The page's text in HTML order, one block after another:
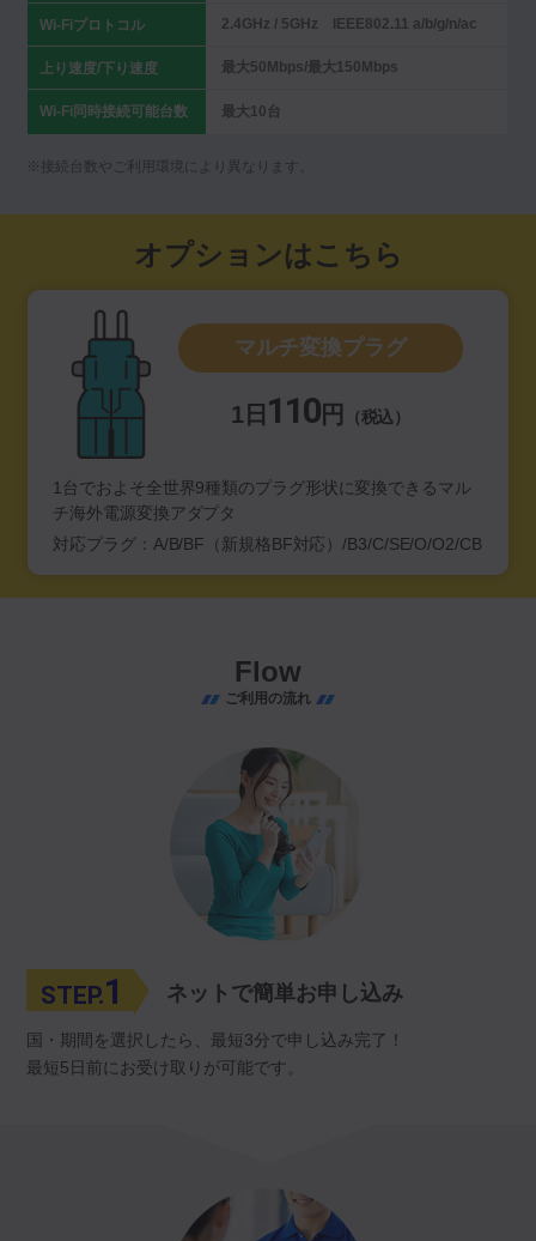
Wi-Fiプロトコル 2.4GHz / 5GHz IEEE802.11 a/b/g/n/ac
上り速度/下り速度 最大50Mbps/最大150Mbps
Wi-Fi同時接続可能台数 最大10台
※接続台数やご利用環境により異なります。
オプションはこちら
マルチ変換プラグ
1日 110円 （税込）
1台でおよそ全世界9種類のプラグ形状に変換できるマル
チ海外電源変換アダプタ
対応プラグ：A/B/BF（新規格BF対応）/B3/C/SE/O/O2/CB
Flow
ご利用の流れ
STEP.1 ネットで簡単お申し込み
国・期間を選択したら、最短3分で申し込み完了！
最短5日前にお受け取りが可能です。